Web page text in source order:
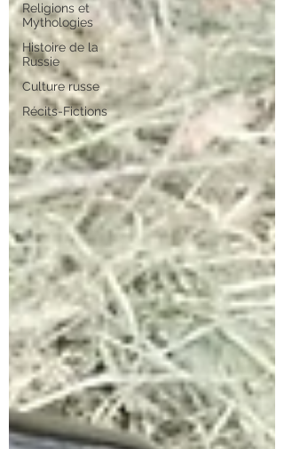
Religions et
Mythologies
Histoire de la
Russie
Culture russe
Récits-Fictions